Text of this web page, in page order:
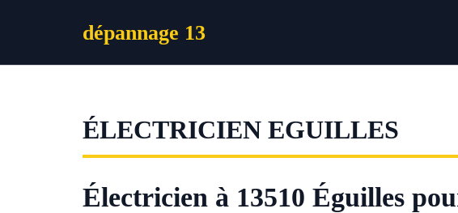
dépannage 13
ÉLECTRICIEN EGUILLES
Électricien à 13510 Éguilles